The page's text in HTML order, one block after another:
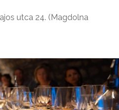
utca 24. (Magdolna